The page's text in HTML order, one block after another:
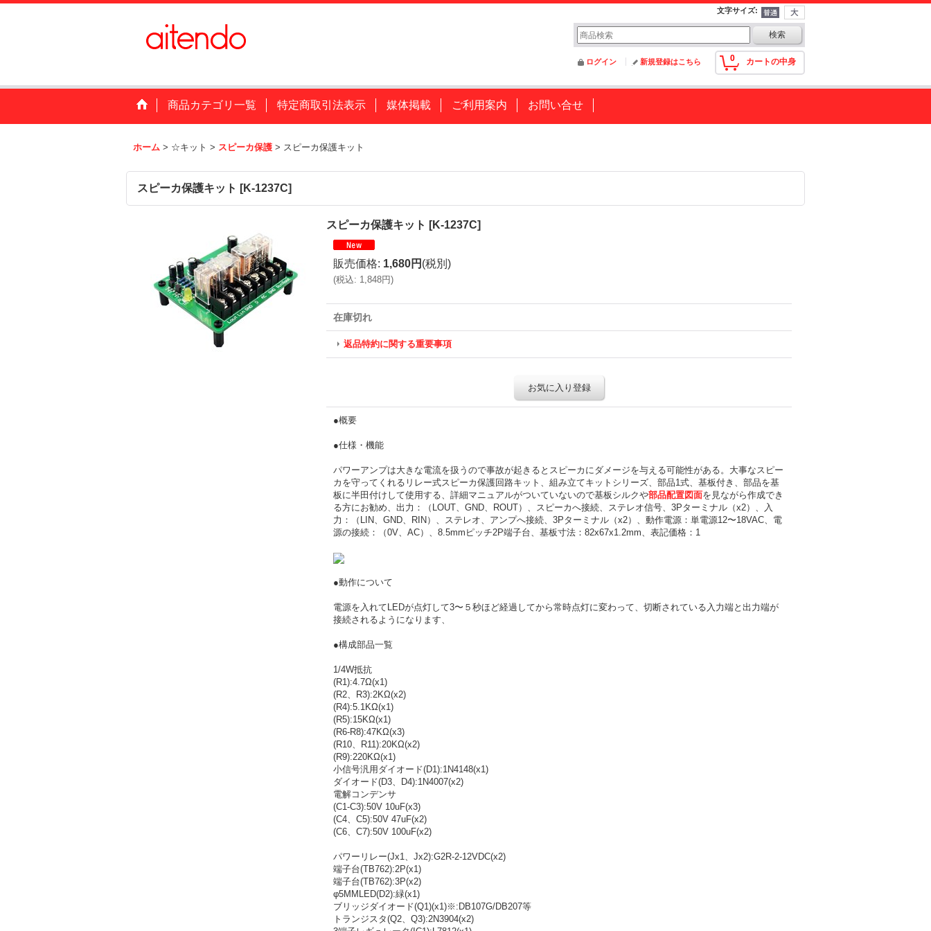
文字サイズ:
0 カートの中身
ログイン 新規登録はこちら
商品カテゴリ一覧 特定商取引法表示 媒体掲載 ご利用案内 お問い合せ
ホーム > ☆キット > スピーカ保護 > スピーカ保護キット
スピーカ保護キット [K-1237C]
スピーカ保護キット [K-1237C]
販売価格: 1,680円 (税別)
(税込: 1,848円)
在庫切れ
返品特約に関する重要事項
お気に入り登録
●概要
●仕様・機能
パワーアンプは大きな電流を扱うので事故が起きるとスピーカにダメージを与える可能性がある。大事なスピー
カを守ってくれるリレー式スピーカ保護回路キット、組み立てキットシリーズ、部品1式、基板付き、部品を基
板に半田付けして使用する、詳細マニュアルがついていないので基板シルクや部品配置図面を見ながら作成でき
る方にお勧め、出力：（LOUT、GND、ROUT）、スピーカへ接続、ステレオ信号、3Pターミナル（x2）、入
力：（LIN、GND、RIN）、ステレオ、アンプへ接続、3Pターミナル（x2）、動作電源：単電源12〜18VAC、電
源の接続：（0V、AC）、8.5mmピッチ2P端子台、基板寸法：82x67x1.2mm、表記価格：1
●動作について
電源を入れてLEDが点灯して3〜５秒ほど経過してから常時点灯に変わって、切断されている入力端と出力端が
接続されるようになります、
●構成部品一覧
1/4W抵抗
(R1):4.7Ω(x1)
(R2、R3):2KΩ(x2)
(R4):5.1KΩ(x1)
(R5):15KΩ(x1)
(R6-R8):47KΩ(x3)
(R10、R11):20KΩ(x2)
(R9):220KΩ(x1)
小信号汎用ダイオード(D1):1N4148(x1)
ダイオード(D3、D4):1N4007(x2)
電解コンデンサ
(C1-C3):50V 10uF(x3)
(C4、C5):50V 47uF(x2)
(C6、C7):50V 100uF(x2)
パワーリレー(Jx1、Jx2):G2R-2-12VDC(x2)
端子台(TB762):2P(x1)
端子台(TB762):3P(x2)
φ5MMLED(D2):緑(x1)
ブリッジダイオード(Q1)(x1)※:DB107G/DB207等
トランジスタ(Q2、Q3):2N3904(x2)